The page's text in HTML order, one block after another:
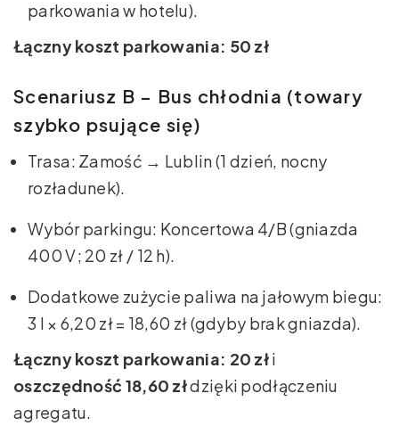
parkowania w hotelu).
Łączny koszt parkowania: 50 zł
Scenariusz B – Bus chłodnia (towary
szybko psujące się)
Trasa: Zamość → Lublin (1 dzień, nocny
rozładunek).
Wybór parkingu: Koncertowa 4/B (gniazda
400 V; 20 zł / 12 h).
Dodatkowe zużycie paliwa na jałowym biegu:
3 l × 6,20 zł = 18,60 zł (gdyby brak gniazda).
Łączny koszt parkowania: 20 złi
oszczędność 18,60 złdzięki podłączeniu
agregatu.